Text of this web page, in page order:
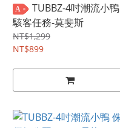
A
TUBBZ-4吋潮流小鴨
駭客任務-莫斐斯
NT$1,299
NT$899